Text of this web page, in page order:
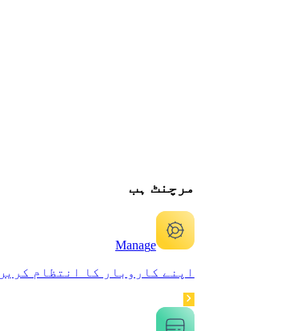
مرچنٹ ہب
Manage
اپنے کاروبار کا انتظام